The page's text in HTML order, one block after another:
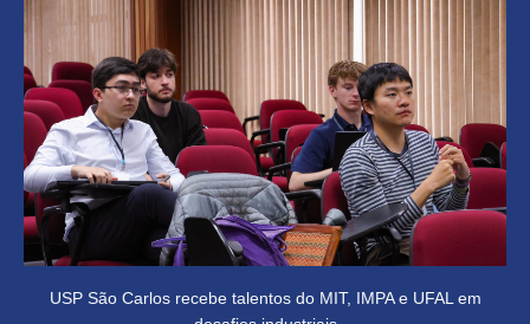
USP São Carlos recebe talentos do MIT, IMPA e UFAL em